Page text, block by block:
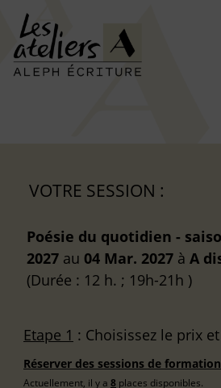
VOTRE SESSION :
Poésie du quotidien -
2027 au 04 Mar. 2027 à A
(Durée : 12 h. ; 19h-21h )
Etape 1 : Choisissez le prix
Réserver des sessions de
Actuellement, il y a 8 places disponibles.